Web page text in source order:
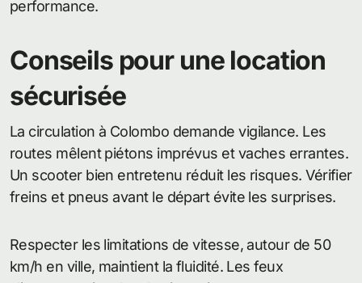
performance.
Conseils pour une location
sécurisée
La circulation à Colombo demande vigilance. Les
routes mêlent piétons imprévus et vaches errantes.
Un scooter bien entretenu réduit les risques. Vérifier
freins et pneus avant le départ évite les surprises.
Respecter les limitations de vitesse, autour de 50
km/h en ville, maintient la fluidité. Les feux